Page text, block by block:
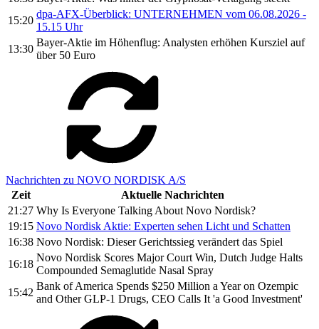
15:20
dpa-AFX-Überblick: UNTERNEHMEN vom 06.08.2026 -
15.15 Uhr
13:30
Bayer-Aktie im Höhenflug: Analysten erhöhen Kursziel auf
über 50 Euro
Nachrichten zu NOVO NORDISK A/S
Zeit
Aktuelle Nachrichten
21:27 Why Is Everyone Talking About Novo Nordisk?
19:15 Novo Nordisk Aktie: Experten sehen Licht und Schatten
16:38 Novo Nordisk: Dieser Gerichtssieg verändert das Spiel
16:18
Novo Nordisk Scores Major Court Win, Dutch Judge Halts
Compounded Semaglutide Nasal Spray
15:42
Bank of America Spends $250 Million a Year on Ozempic
and Other GLP-1 Drugs, CEO Calls It 'a Good Investment'